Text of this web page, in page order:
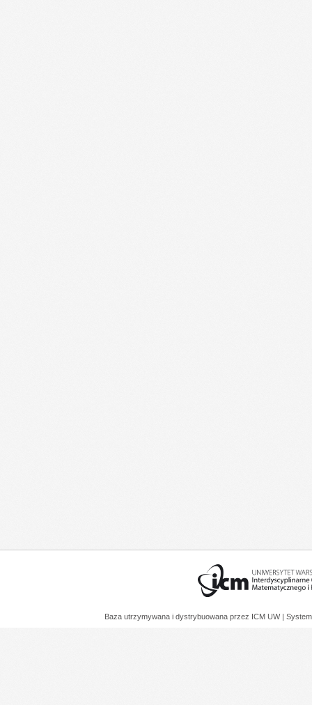
Baza utrzymywana i dystrybuowana przez ICM UW |